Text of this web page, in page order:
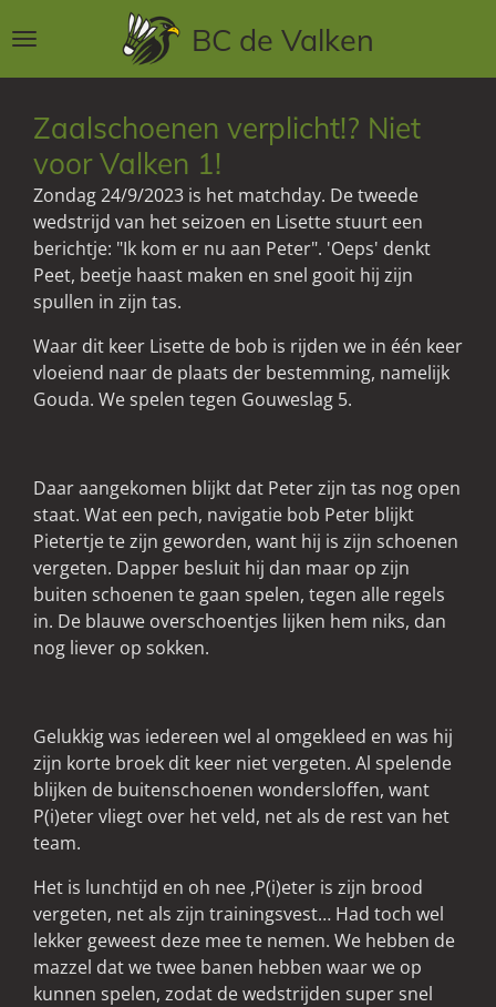
direct
naar
hoofdinhoud
BC de Valken
Zaalschoenen verplicht!? Niet
voor Valken 1!
Zondag 24/9/2023 is het matchday. De tweede
wedstrijd van het seizoen en Lisette stuurt een
berichtje: "Ik kom er nu aan Peter". 'Oeps' denkt
Peet, beetje haast maken en snel gooit hij zijn
spullen in zijn tas.
Waar dit keer Lisette de bob is rijden we in één keer
vloeiend naar de plaats der bestemming, namelijk
Gouda. We spelen tegen Gouweslag 5.
Daar aangekomen blijkt dat Peter zijn tas nog open
staat. Wat een pech, navigatie bob Peter blijkt
Pietertje te zijn geworden, want hij is zijn schoenen
vergeten. Dapper besluit hij dan maar op zijn
buiten schoenen te gaan spelen, tegen alle regels
in. De blauwe overschoentjes lijken hem niks, dan
nog liever op sokken.
Gelukkig was iedereen wel al omgekleed en was hij
zijn korte broek dit keer niet vergeten. Al spelende
blijken de buitenschoenen wondersloffen, want
P(i)eter vliegt over het veld, net als de rest van het
team.
Het is lunchtijd en oh nee ,P(i)eter is zijn brood
vergeten, net als zijn trainingsvest… Had toch wel
lekker geweest deze mee te nemen. We hebben de
mazzel dat we twee banen hebben waar we op
kunnen spelen, zodat de wedstrijden super snel